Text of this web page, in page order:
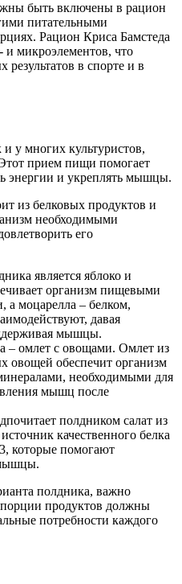
быть включены в рацион
питательными
Рацион Криса Бамстеда
и микроэлементов, что
результатов в спорте и в
у многих культуристов,
прием пищи помогает
энергии и укреплять мышцы.
из белковых продуктов и
необходимыми
его
является яблоко и
организм пищевыми
а моцарелла – белком,
давая
мышцы.
– омлет с овощами. Омлет из
овощей обеспечит организм
необходимыми для
мышц после
полдником салат из
качественного белка
которые помогают
полдника, важно
продуктов должны
потребности каждого